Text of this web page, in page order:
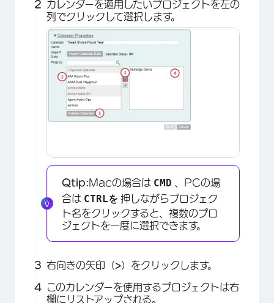
カレンダーを適用したいプロジェクトを左の
列でクリックして選択します。
Qtip:Macの場合は CMD
、PCの場
合は CTRLを 押しながらプロジェク
ト名をクリックすると、複数のプロ
ジェクトを一度に選択できます。
右向きの矢印（>）をクリックします。
このカレンダーを使用するプロジェクトは右
欄にリストアップされる。